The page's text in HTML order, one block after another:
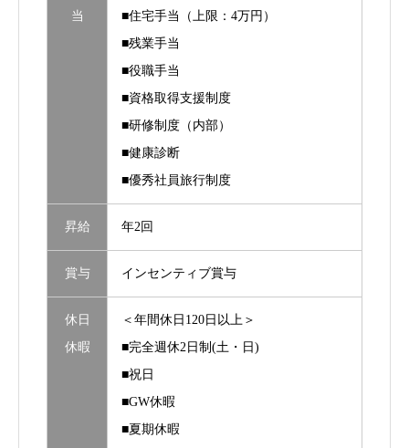
当
■住宅手当（上限：4万円）
■残業手当
■役職手当
■資格取得支援制度
■研修制度（内部）
■健康診断
■優秀社員旅行制度
昇給 年2回
賞与 インセンティブ賞与
休日
休暇
＜年間休日120日以上＞
■完全週休2日制(土・日)
■祝日
■GW休暇
■夏期休暇